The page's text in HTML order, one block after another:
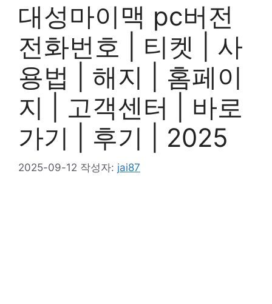
대성마이맥 pc버전
전화번호 | 티켓 | 사
용법 | 해지 | 홈페이
지 | 고객센터 | 바로
가기 | 후기 | 2025
2025-09-12 작성자: jai87